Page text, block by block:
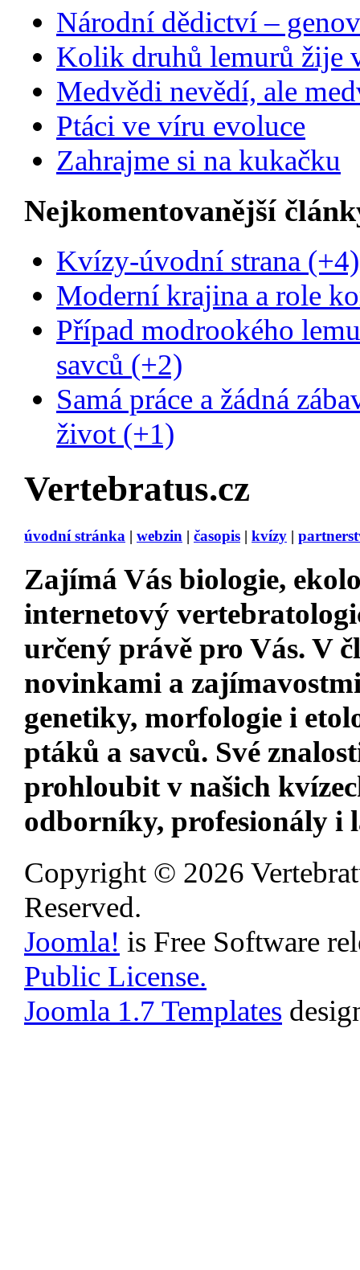
Národní dědictví –
Kolik druhů lemurů žije
Medvědi nevědí, ale
Ptáci ve víru evoluce
Zahrajme si na kukačku
Nejkomentovanější
Kvízy-úvodní strana (+4)
Moderní krajina a role
Případ modrookého
savců (+2)
Samá práce a žádná
život (+1)
Vertebratus.cz
úvodní stránka | webzin | časopis | kvízy |
Zajímá Vás biologie,
internetový
určený právě pro Vás. V
novinkami a
genetiky, morfologie i
ptáků a savců. Své
prohloubit v našich
odborníky, profesionály i
Copyright © 2026
Reserved.
Joomla! is Free Software
Public License.
Joomla 1.7 Templates